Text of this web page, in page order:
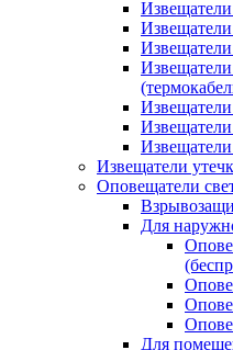
Извещатели
Оповещатели
Для
Для